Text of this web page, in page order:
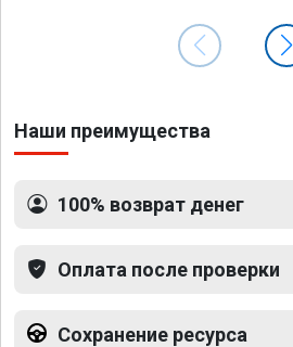
Наши преимущества
100% возврат денег
Оплата после проверки
Сохранение ресурса